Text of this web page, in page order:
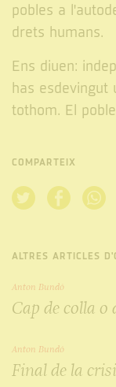
pobles a
drets humans.
Ens diuen:
has esdevingut
tothom. El
COMPARTEIX
ALTRES ARTICLES
Anton Bundó
Cap de colla
Anton Bundó
Final de la